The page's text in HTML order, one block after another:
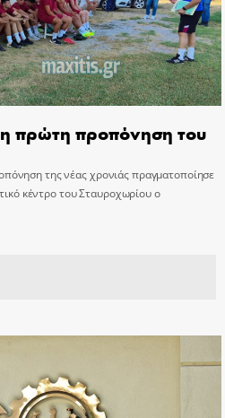
πρώτη προπόνηση του
της νέας χρονιάς πραγματοποίησε
κέντρο του Σταυροχωρίου ο